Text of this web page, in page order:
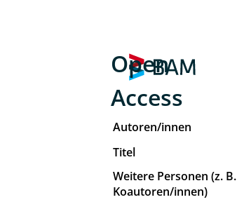
Open
Access
Autoren/innen
Titel
Weitere Personen (z. B.
Koautoren/innen)